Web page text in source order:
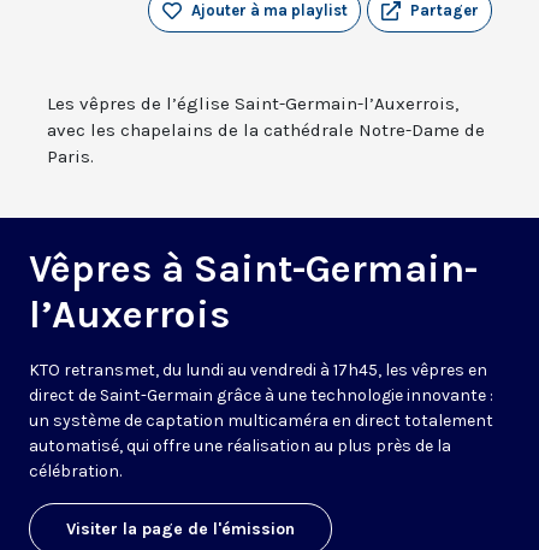
Partager
Ajouter à ma playlist
Les vêpres de l’église Saint-Germain-l’Auxerrois,
avec les chapelains de la cathédrale Notre-Dame de
Paris.
Vêpres à Saint-Germain-
l’Auxerrois
KTO retransmet, du lundi au vendredi à 17h45, les vêpres en
direct de Saint-Germain grâce à une technologie innovante :
un système de captation multicaméra en direct totalement
automatisé, qui offre une réalisation au plus près de la
célébration.
Visiter la page de l'émission